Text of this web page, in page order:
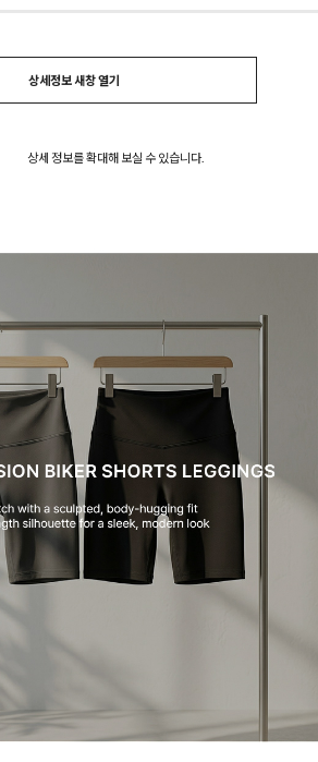
상세정보 새창 열기
상세 정보를 확대해 보실 수 있습니다.